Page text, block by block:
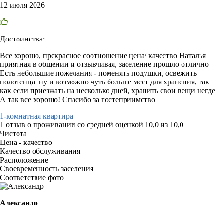
12 июля 2026
Достоинства:
Все хорошо, прекрасное соотношение цена/ качество Наталья
приятная в общении и отзывчивая, заселение прошло отлично
Есть небольшие пожелания - поменять подушки, освежить
полотенца, ну и возможно чуть больше мест для хранения, так
как если приезжать на несколько дней, хранить свои вещи негде
А так все хорошо! Спасибо за гостеприимство
1-комнатная квартира
1 отзыв о проживании со средней оценкой 10,0 из 10,0
Чистота
Цена - качество
Качество обслуживания
Расположение
Своевременность заселения
Соответствие фото
Александр